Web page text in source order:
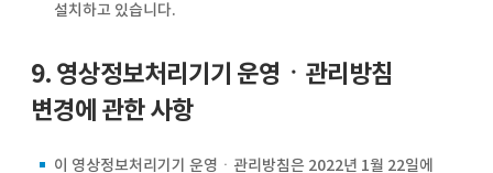
설치하고 있습니다.
9. 영상정보처리기기 운영ㆍ관리방침
변경에 관한 사항
이 영상정보처리기기 운영ㆍ관리방침은 2022년 1월 22일에